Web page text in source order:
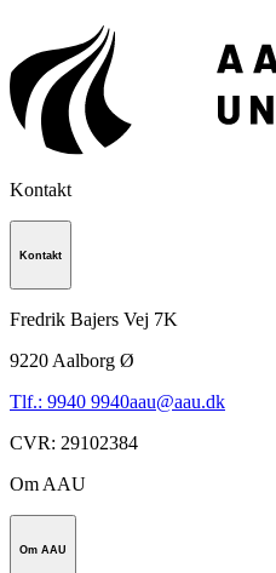
Kontakt
Kontakt
Fredrik Bajers Vej 7K
9220 Aalborg Ø
Tlf.: 9940 9940aau@aau.dk
CVR: 29102384
Om AAU
Om AAU